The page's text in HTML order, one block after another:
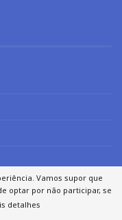
Vamos supor que
optar por não participar, se
detalhes